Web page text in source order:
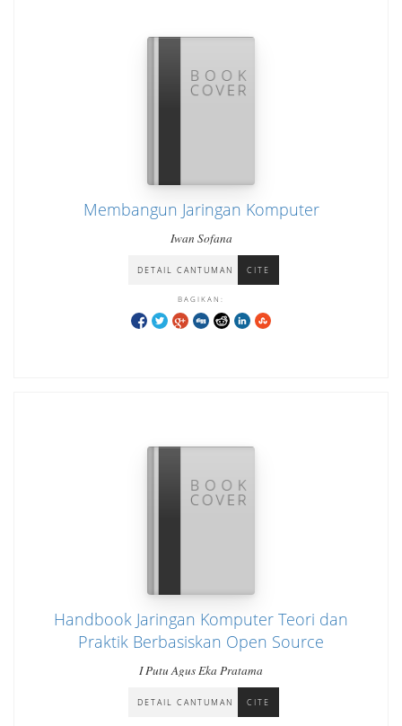
Membangun Jaringan Komputer
Iwan Sofana
DETAIL CANTUMAN CITE
BAGIKAN:
Handbook Jaringan Komputer Teori dan
Praktik Berbasiskan Open Source
I Putu Agus Eka Pratama
DETAIL CANTUMAN CITE